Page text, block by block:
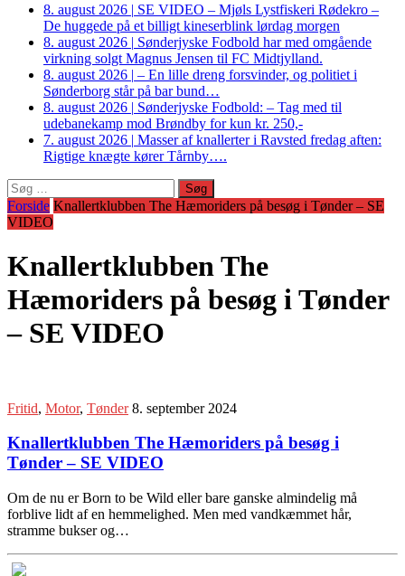
8. august 2026 | SE VIDEO – Mjøls Lystfiskeri Rødekro –
De huggede på et billigt kineserblink lørdag morgen
8. august 2026 | Sønderjyske Fodbold har med omgående
virkning solgt Magnus Jensen til FC Midtjylland.
8. august 2026 | – En lille dreng forsvinder, og politiet i
Sønderborg står på bar bund…
8. august 2026 | Sønderjyske Fodbold: – Tag med til
udebanekamp mod Brøndby for kun kr. 250,-
7. august 2026 | Masser af knallerter i Ravsted fredag aften:
Rigtige knægte kører Tårnby….
Søg
efter:
Forside Knallertklubben The Hæmoriders på besøg i Tønder – SE
VIDEO
Knallertklubben The
Hæmoriders på besøg i Tønder
– SE VIDEO
Fritid, Motor, Tønder 8. september 2024
Knallertklubben The Hæmoriders på besøg i
Tønder – SE VIDEO
Om de nu er Born to be Wild eller bare ganske almindelig må
forblive lidt af en hemmelighed. Men med vandkæmmet hår,
stramme bukser og…